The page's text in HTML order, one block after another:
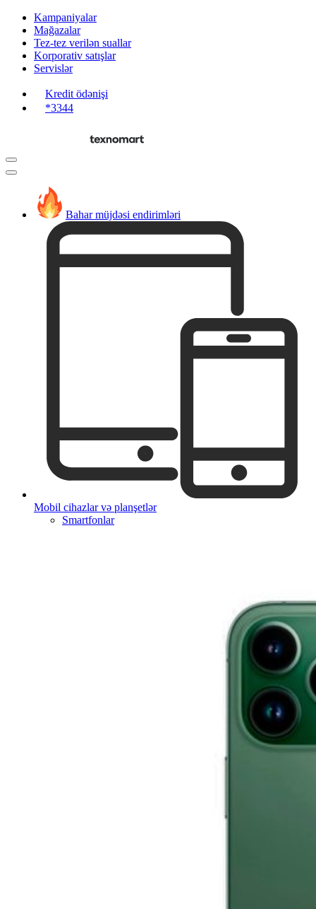
Kampaniyalar
Mağazalar
Tez-tez verilən suallar
Korporativ satışlar
Servislər
Kredit ödənişi
*3344
Bahar müjdəsi endirimləri
Mobil cihazlar və planşetlər
Smartfonlar